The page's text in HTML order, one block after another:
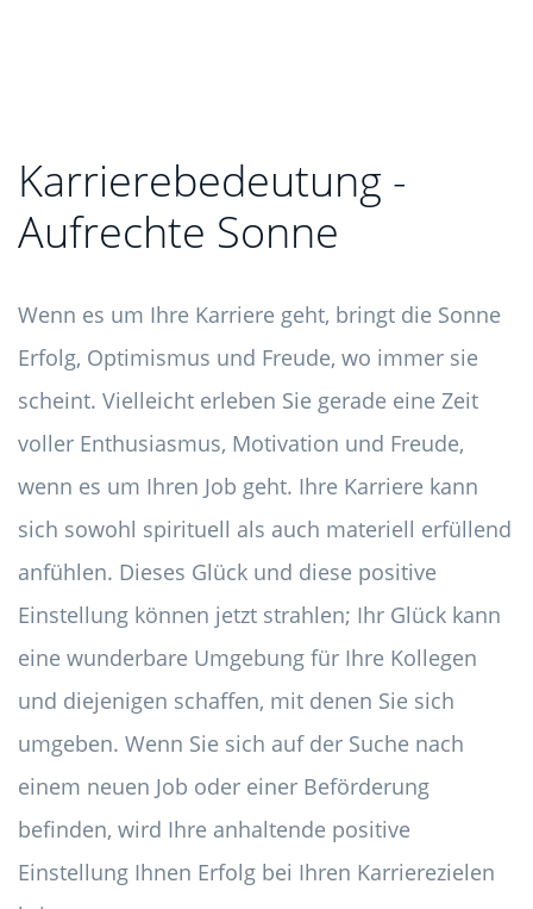
Karrierebedeutung -
Aufrechte Sonne
Wenn es um Ihre Karriere geht, bringt die Sonne
Erfolg, Optimismus und Freude, wo immer sie
scheint. Vielleicht erleben Sie gerade eine Zeit
voller Enthusiasmus, Motivation und Freude,
wenn es um Ihren Job geht. Ihre Karriere kann
sich sowohl spirituell als auch materiell erfüllend
anfühlen. Dieses Glück und diese positive
Einstellung können jetzt strahlen; Ihr Glück kann
eine wunderbare Umgebung für Ihre Kollegen
und diejenigen schaffen, mit denen Sie sich
umgeben. Wenn Sie sich auf der Suche nach
einem neuen Job oder einer Beförderung
befinden, wird Ihre anhaltende positive
Einstellung Ihnen Erfolg bei Ihren Karrierezielen